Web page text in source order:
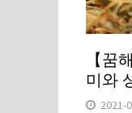
【꿈
미와
2021-